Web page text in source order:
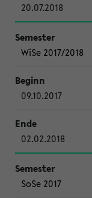
20.07.2018
WiSe 2017/2018
09.10.2017
02.02.2018
SoSe 2017